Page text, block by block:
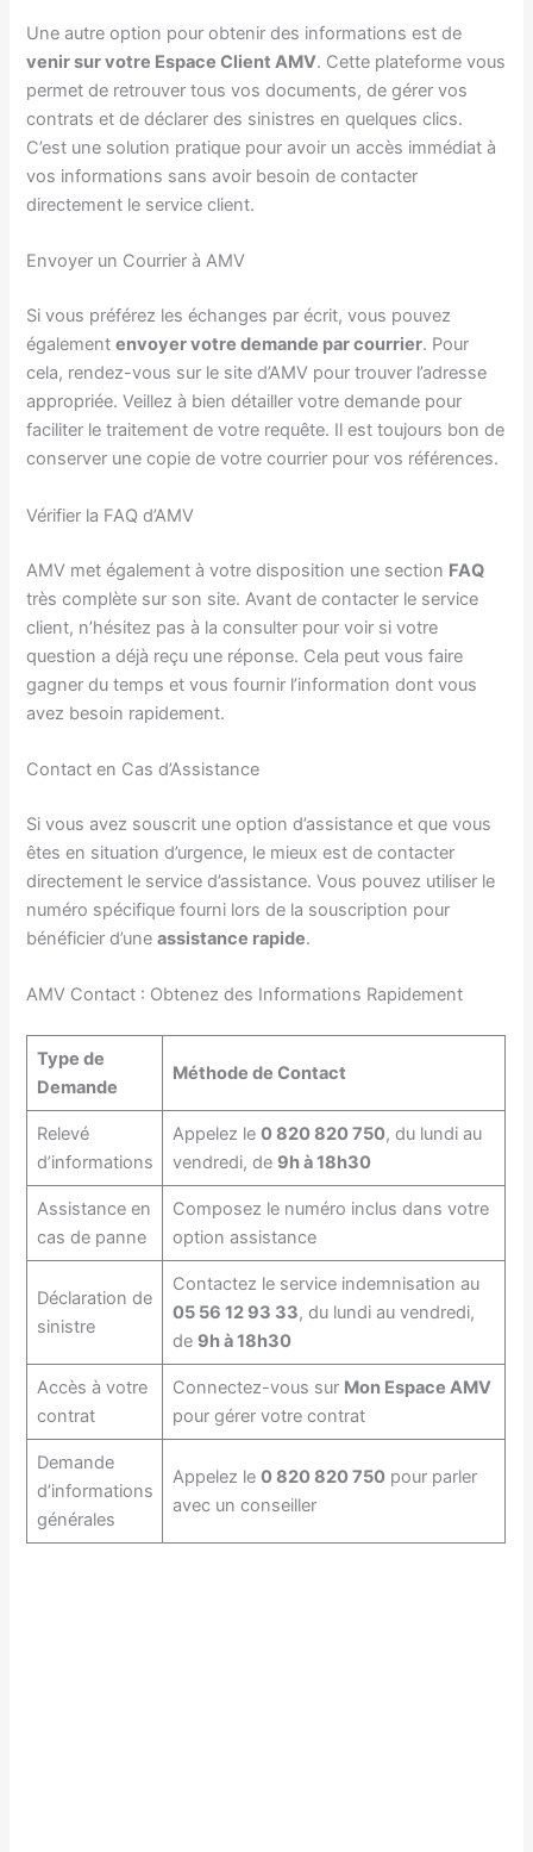
Une autre option pour obtenir des informations est de
venir sur votre Espace Client AMV. Cette plateforme vous
permet de retrouver tous vos documents, de gérer vos
contrats et de déclarer des sinistres en quelques clics.
C’est une solution pratique pour avoir un accès immédiat à
vos informations sans avoir besoin de contacter
directement le service client.
Envoyer un Courrier à AMV
Si vous préférez les échanges par écrit, vous pouvez
égalementenvoyer votre demande par courrier. Pour
cela, rendez-vous sur le site d’AMV pour trouver l’adresse
appropriée. Veillez à bien détailler votre demande pour
faciliter le traitement de votre requête. Il est toujours bon de
conserver une copie de votre courrier pour vos références.
Vérifier la FAQ d’AMV
AMV met également à votre disposition une section FAQ
très complète sur son site. Avant de contacter le service
client, n’hésitez pas à la consulter pour voir si votre
question a déjà reçu une réponse. Cela peut vous faire
gagner du temps et vous fournir l’information dont vous
avez besoin rapidement.
Contact en Cas d’Assistance
Si vous avez souscrit une option d’assistance et que vous
êtes en situation d’urgence, le mieux est de contacter
directement le service d’assistance. Vous pouvez utiliser le
numéro spécifique fourni lors de la souscription pour
bénéficier d’uneassistance rapide.
AMV Contact : Obtenez des Informations Rapidement
Type de
Demande
Méthode de Contact
Relevé
d’informations
Appelez le 0 820 820 750, du lundi au
vendredi, de 9h à 18h30
Assistance en
cas de panne
Composez le numéro inclus dans votre
option assistance
Déclaration de
sinistre
Contactez le service indemnisation au
05 56 12 93 33, du lundi au vendredi,
de 9h à 18h30
Accès à votre
contrat
Connectez-vous sur Mon Espace AMV
pour gérer votre contrat
Demande
d’informations
générales
Appelez le 0 820 820 750pour parler
avec un conseiller